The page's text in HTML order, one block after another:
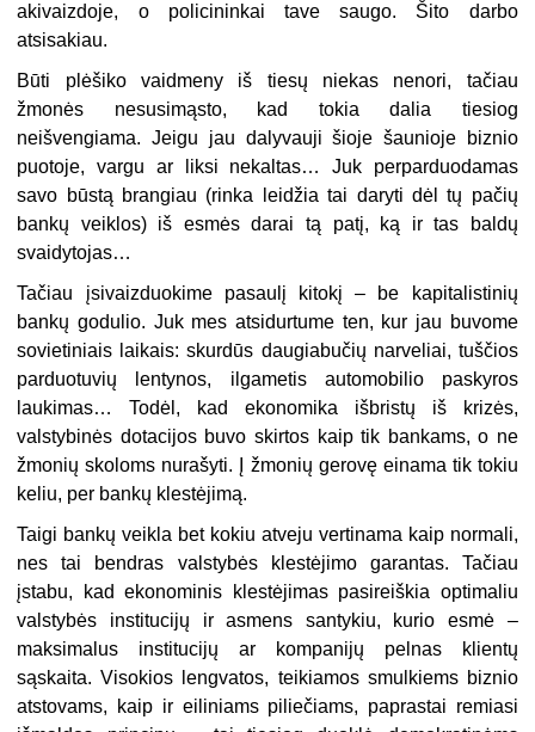
akivaizdoje, o policininkai tave saugo. Šito darbo
atsisakiau.
Būti plėšiko vaidmeny iš tiesų niekas nenori, tačiau
žmonės nesusimąsto, kad tokia dalia tiesiog
neišvengiama. Jeigu jau dalyvauji šioje šaunioje biznio
puotoje, vargu ar liksi nekaltas… Juk perparduodamas
savo būstą brangiau (rinka leidžia tai daryti dėl tų pačių
bankų veiklos) iš esmės darai tą patį, ką ir tas baldų
svaidytojas…
Tačiau įsivaizduokime pasaulį kitokį – be kapitalistinių
bankų godulio. Juk mes atsidurtume ten, kur jau buvome
sovietiniais laikais: skurdūs daugiabučių narveliai, tuščios
parduotuvių lentynos, ilgametis automobilio paskyros
laukimas… Todėl, kad ekonomika išbristų iš krizės,
valstybinės dotacijos buvo skirtos kaip tik bankams, o ne
žmonių skoloms nurašyti. Į žmonių gerovę einama tik tokiu
keliu, per bankų klestėjimą.
Taigi bankų veikla bet kokiu atveju vertinama kaip normali,
nes tai bendras valstybės klestėjimo garantas. Tačiau
įstabu, kad ekonominis klestėjimas pasireiškia optimaliu
valstybės institucijų ir asmens santykiu, kurio esmė –
maksimalus institucijų ar kompanijų pelnas klientų
sąskaita. Visokios lengvatos, teikiamos smulkiems biznio
atstovams, kaip ir eiliniams piliečiams, paprastai remiasi